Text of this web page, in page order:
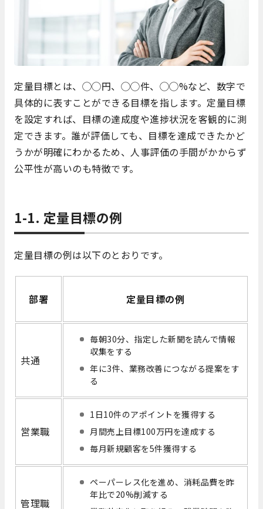
定量目標とは、◯◯円、◯◯件、◯◯%など、数字で
具体的に表すことができる目標を指します。定量目標
を設定すれば、目標の達成度や進捗状況を客観的に測
定できます。誰が評価しても、目標を達成できたかど
うかが明確にわかるため、人事評価の手間がかからず
公平性が高いのも特徴です。
1-1. 定量目標の例
定量目標の例は以下のとおりです。
部署 定量目標の例
共通
毎朝30分、指定した新聞を読んで情報
収集をする
年に3件、業務改善につながる提案をす
る
営業職
1日10件のアポイントを獲得する
月間売上目標100万円を達成する
毎月新規顧客を5件獲得する
管理職
ペーパーレス化を進め、消耗品費を昨
年比で20%削減する